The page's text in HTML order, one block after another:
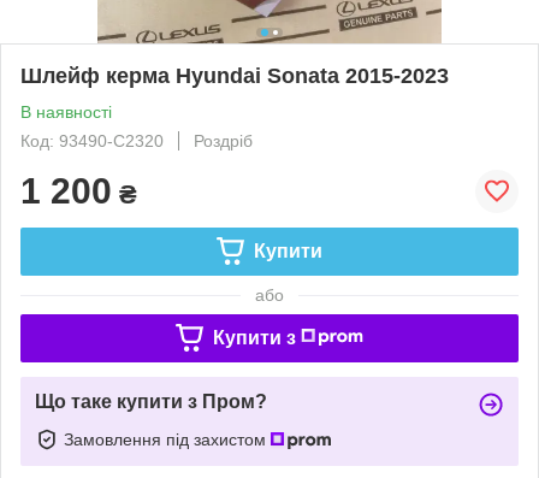
Шлейф керма Hyundai Sonata 2015-2023
В наявності
Код: 93490-C2320
Роздріб
1 200 ₴
Купити
або
Купити з
Що таке купити з Пром?
Замовлення під захистом